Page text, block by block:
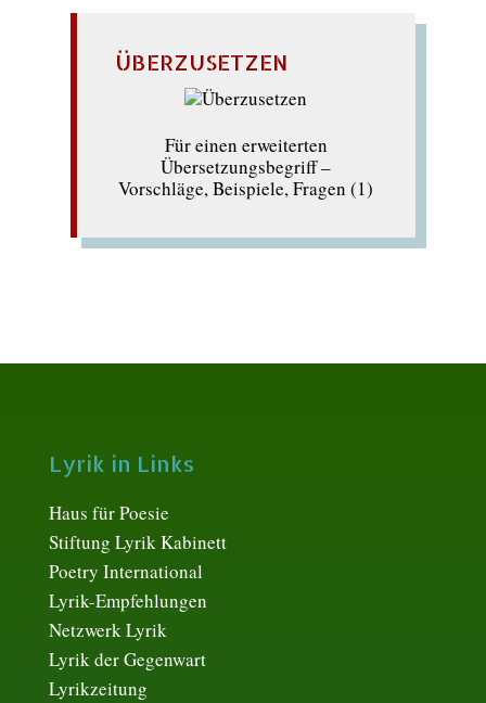
ÜBERZUSETZEN
Für einen erweiterten
Übersetzungsbegriff –
Vorschläge, Beispiele, Fragen (1)
Lyrik in Links
Haus für Poesie
Stiftung Lyrik Kabinett
Poetry International
Lyrik-Empfehlungen
Netzwerk Lyrik
Lyrik der Gegenwart
Lyrikzeitung